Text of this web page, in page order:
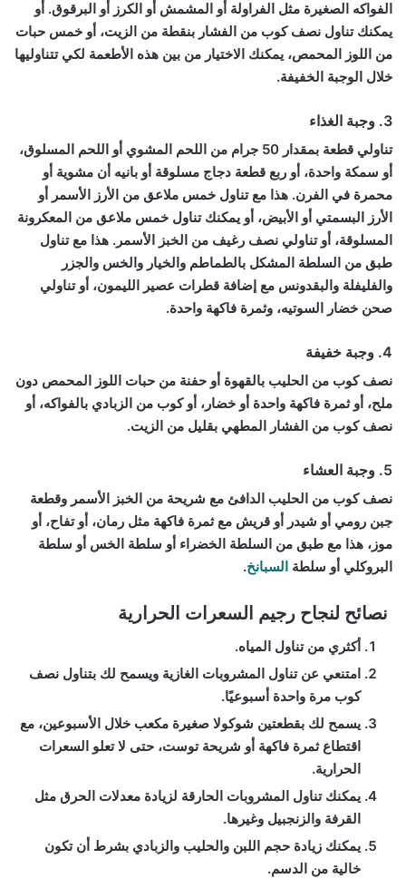
الفواكه الصغيرة مثل الفراولة أو المشمش أو الكرز أو البرقوق. أو
يمكنك تناول نصف كوب من الفشار بنقطة من الزيت، أو خمس حبات
من اللوز المحمص، يمكنك الاختيار من بين هذه الأطعمة لكي تتناوليها
خلال الوجبة الخفيفة.
3. وجبة الغذاء
تناولي قطعة بمقدار 50 جرام من اللحم المشوي أو اللحم المسلوق،
أو سمكة واحدة، أو ربع قطعة دجاج مسلوقة أو بانيه أن مشوية أو
محمرة في الفرن. هذا مع تناول خمس ملاعق من الأرز الأسمر أو
الأرز البسمتي أو الأبيض، أو يمكنك تناول خمس ملاعق من المعكرونة
المسلوقة، أو تناولي نصف رغيف من الخبز الأسمر. هذا مع تناول
طبق من السلطة المشكل بالطماطم والخيار والخس والجزر
والفليفلة والبقدونس مع إضافة قطرات عصير الليمون، أو تناولي
صحن خضار السوتيه، وثمرة فاكهة واحدة.
4. وجبة خفيفة
نصف كوب من الحليب بالقهوة أو حفنة من حبات اللوز المحمص دون
ملح، أو ثمرة فاكهة واحدة أو خضار، أو كوب من الزبادي بالفواكه، أو
نصف كوب من الفشار المطهي بقليل من الزيت.
5. وجبة العشاء
نصف كوب من الحليب الدافئ مع شريحة من الخبز الأسمر وقطعة
جبن رومي أو شيدر أو قريش مع ثمرة فاكهة مثل رمان، أو تفاح، أو
موز، هذا مع طبق من السلطة الخضراء أو سلطة الخس أو سلطة
البروكلي أو سلطة السبانخ.
نصائح لنجاح رجيم السعرات الحرارية
أكثري من تناول المياه.
امتنعي عن تناول المشروبات الغازية ويسمح لك بتناول نصف
كوب مرة واحدة أسبوعيًا.
يسمح لك بقطعتين شوكولا صغيرة مكعب خلال الأسبوعين، مع
اقتطاع ثمرة فاكهة أو شريحة توست، حتى لا تعلو السعرات
الحرارية.
يمكنك تناول المشروبات الحارقة لزيادة معدلات الحرق مثل
القرفة والزنجبيل وغيرها.
يمكنك زيادة حجم اللبن والحليب والزبادي بشرط أن تكون
خالية من الدسم.